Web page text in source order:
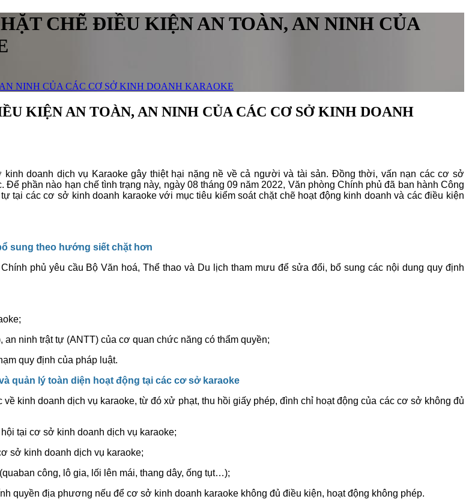
CHẼ ĐIỀU KIỆN AN TOÀN, AN NINH CỦA
NINH CỦA CÁC CƠ SỞ KINH DOANH KARAOKE
KIỆN AN TOÀN, AN NINH CỦA CÁC CƠ SỞ KINH DOANH
doanh dịch vụ Karaoke gây thiệt hại nặng nề về cả người và tài sản. Đồng thời, vấn nạn các cơ sở
phần nào hạn chế tình trạng này, ngày 08 tháng 09 năm 2022, Văn phòng Chính phủ đã ban hành Công
tại các cơ sở kinh doanh karaoke với mục tiêu kiểm soát chặt chẽ hoạt động kinh doanh và các điều kiện
sung theo hướng siết chặt hơn
phủ yêu cầu Bộ Văn hoá, Thể thao và Du lịch tham mưu để sửa đổi, bổ sung các nội dung quy định
ninh trật tự (ANTT) của cơ quan chức năng có thẩm quyền;
quy định của pháp luật.
quản lý toàn diện hoạt động tại các cơ sở karaoke
kinh doanh dịch vụ karaoke, từ đó xử phạt, thu hồi giấy phép, đình chỉ hoạt động của các cơ sở không đủ
tại cơ sở kinh doanh dịch vụ karaoke;
sở kinh doanh dịch vụ karaoke;
công, lô gia, lối lên mái, thang dây, ống tụt…);
quyền địa phương nếu để cơ sở kinh doanh karaoke không đủ điều kiện, hoạt động không phép.